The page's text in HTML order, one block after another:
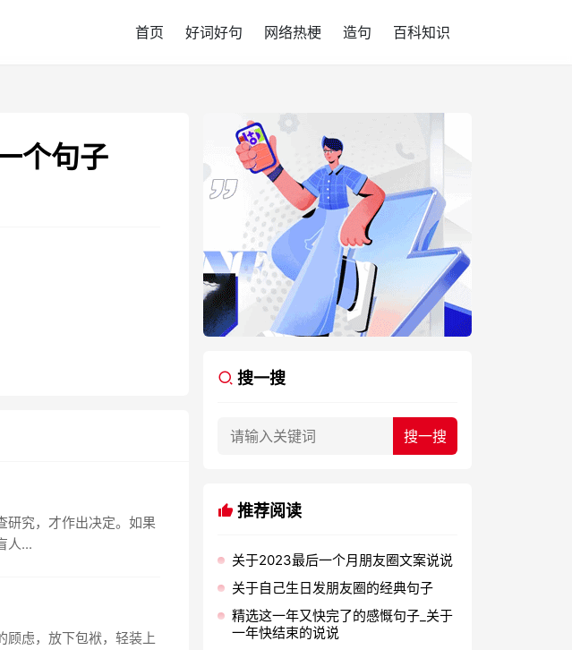
首页 好词好句 网络热梗 造句 百科知识
个句子
研究，才作出决定。如果
人...
顾虑，放下包袱，轻装上
搜一搜
推荐阅读
关于2023最后一个月朋友圈文案说说
关于自己生日发朋友圈的经典句子
精选这一年又快完了的感慨句子_关于
一年快结束的说说